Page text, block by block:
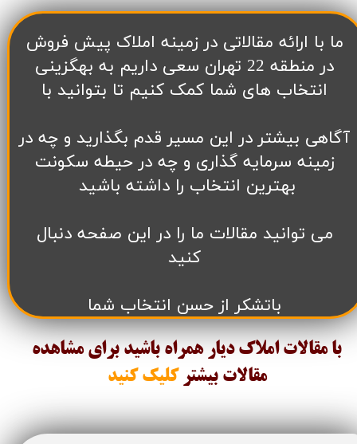
​ما با ارائه مقالاتی در زمینه املاک پیش فروش
در منطقه 22 تهران سعی داریم به بهگزینی
انتخاب های شما کمک کنیم تا بتوانید با
آگاهی بیشتر در این مسیر قدم بگذارید و چه در
زمینه سرمایه گذاری و چه در حیطه سکونت
بهترین انتخاب را داشته باشید
می توانید مقالات ما را در این صفحه دنبال
کنید
باتشکر از حسن انتخاب شما
با مقالات املاک دیار همراه باشید برای مشاهده
مقالات بیشتر کلیک کنید